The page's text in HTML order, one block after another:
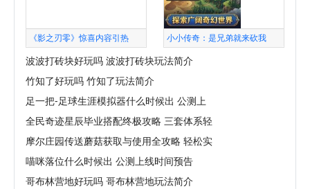
《影之刃零》惊喜内容引热 小小传奇：是兄弟就来砍我
波波打砖块好玩吗 波波打砖块玩法简介
竹知了好玩吗 竹知了玩法简介
足一把-足球生涯模拟器什么时候出 公测上
全民奇迹星辰毕业搭配终极攻略 三套体系轻
摩尔庄园传送蘑菇获取与使用全攻略 轻松实
喵咪落位什么时候出 公测上线时间预告
哥布林营地好玩吗 哥布林营地玩法简介